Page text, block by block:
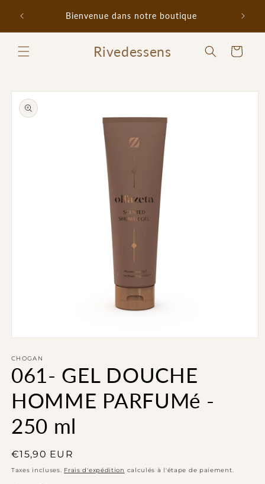
passer
contenu
Bienvenue dans notre boutique
Rivedessens Panier
Passer aux
informations
produits
média
1
dans
une
fenêtre
modale
CHOGAN
061- GEL DOUCHE
HOMME PARFUMé -
250 ml
Prix
habituel
€15,90 EUR
Taxes incluses. Frais d'expédition calculés à l'étape de paiement.